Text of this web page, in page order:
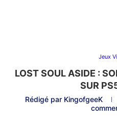
Jeux
LOST SOUL ASIDE :
SUR
Rédigé par KingofgeeK